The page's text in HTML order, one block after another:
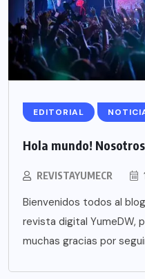
EDITORIAL
Hola mundo!
REVISTAYUMECR
Bienvenidos todos al
revista digital YumeDW,
muchas gracias por